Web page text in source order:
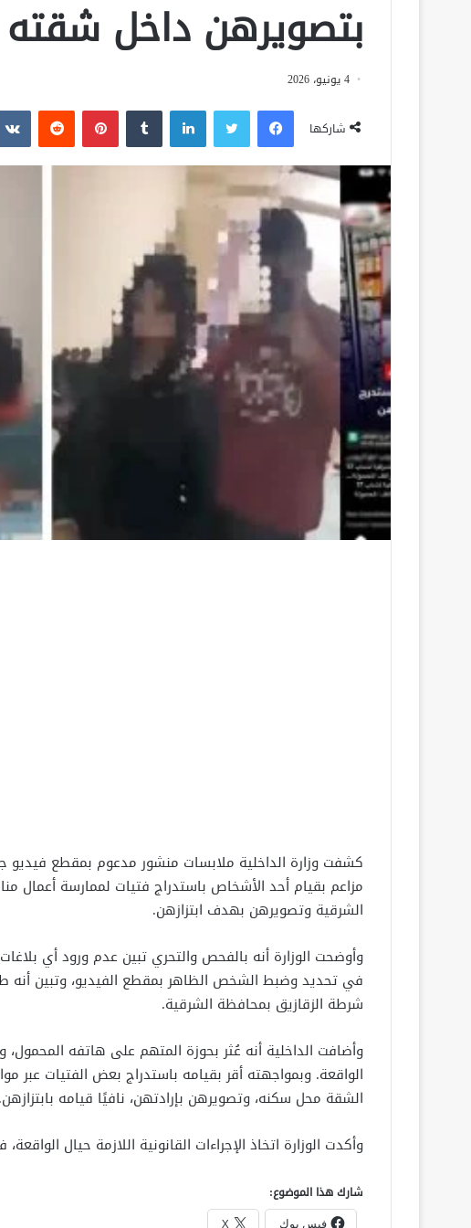
بتصويرهن داخل شقته
4 يونيو، 2026
شاركها
فيسبوك لينكدإن بينتيريست
كشفت وزارة الداخلية ملابسات منشور مدعوم بمقطع فيديو
مزاعم بقيام أحد الأشخاص باستدراج فتيات لممارسة أعمال
الشرقية وتصويرهن بهدف ابتزازهن.
وأوضحت الوزارة أنه بالفحص والتحري تبين عدم ورود أي
شرطة الزقازيق بمحافظة الشرقية.
وأضافت الداخلية أنه عُثر بحوزة المتهم على هاتفه المحمول،
الواقعة. وبمواجهته أقر بقيامه باستدراج بعض الفتيات عبر
الشقة محل سكنه، وتصويرهن بإرادتهن، نافيًا قيامه بابتزازهن.
وأكدت الوزارة اتخاذ الإجراءات القانونية اللازمة حيال
شارك هذا الموضوع:
فيس بوك X